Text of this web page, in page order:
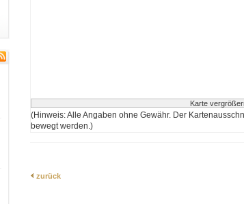
(Hinweis: Alle Angaben ohne Gewähr. Der
bewegt werden.)
zurück